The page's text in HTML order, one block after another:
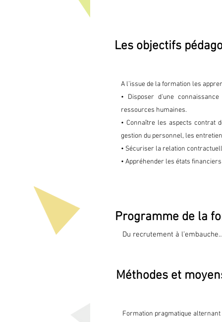
Les objectifs
A l’issue de la formation les
• Disposer d'une
ressources humaines.
• Connaître les aspects contrat
gestion du personnel, les
• Sécuriser la relation
• Appréhender les états financiers
Programme de la
Du recrutement à l’embauche
· Choisir les supports de
· Présélectionner les
· Les différents types de
Méthodes et
Formation pragmatique